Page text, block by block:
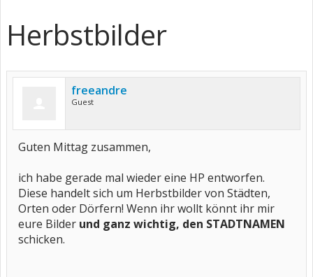
Herbstbilder
freeandre
Guest
Guten Mittag zusammen,
ich habe gerade mal wieder eine HP entworfen.
Diese handelt sich um Herbstbilder von Städten,
Orten oder Dörfern! Wenn ihr wollt könnt ihr mir
eure Bilder und ganz wichtig, den STADTNAMEN
schicken.